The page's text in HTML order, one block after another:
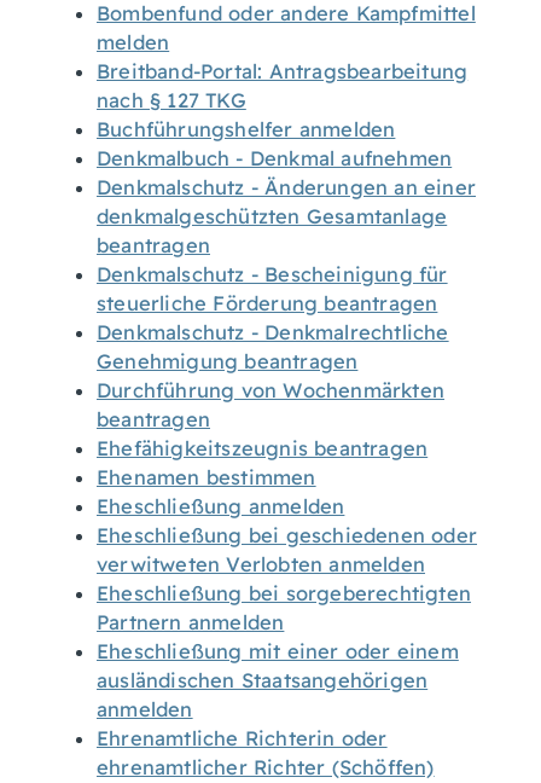
Bombenfund oder andere Kampfmittel
melden
Breitband-Portal: Antragsbearbeitung
nach § 127 TKG
Buchführungshelfer anmelden
Denkmalbuch - Denkmal aufnehmen
Denkmalschutz - Änderungen an einer
denkmalgeschützten Gesamtanlage
beantragen
Denkmalschutz - Bescheinigung für
steuerliche Förderung beantragen
Denkmalschutz - Denkmalrechtliche
Genehmigung beantragen
Durchführung von Wochenmärkten
beantragen
Ehefähigkeitszeugnis beantragen
Ehenamen bestimmen
Eheschließung anmelden
Eheschließung bei geschiedenen oder
verwitweten Verlobten anmelden
Eheschließung bei sorgeberechtigten
Partnern anmelden
Eheschließung mit einer oder einem
ausländischen Staatsangehörigen
anmelden
Ehrenamtliche Richterin oder
ehrenamtlicher Richter (Schöffen)